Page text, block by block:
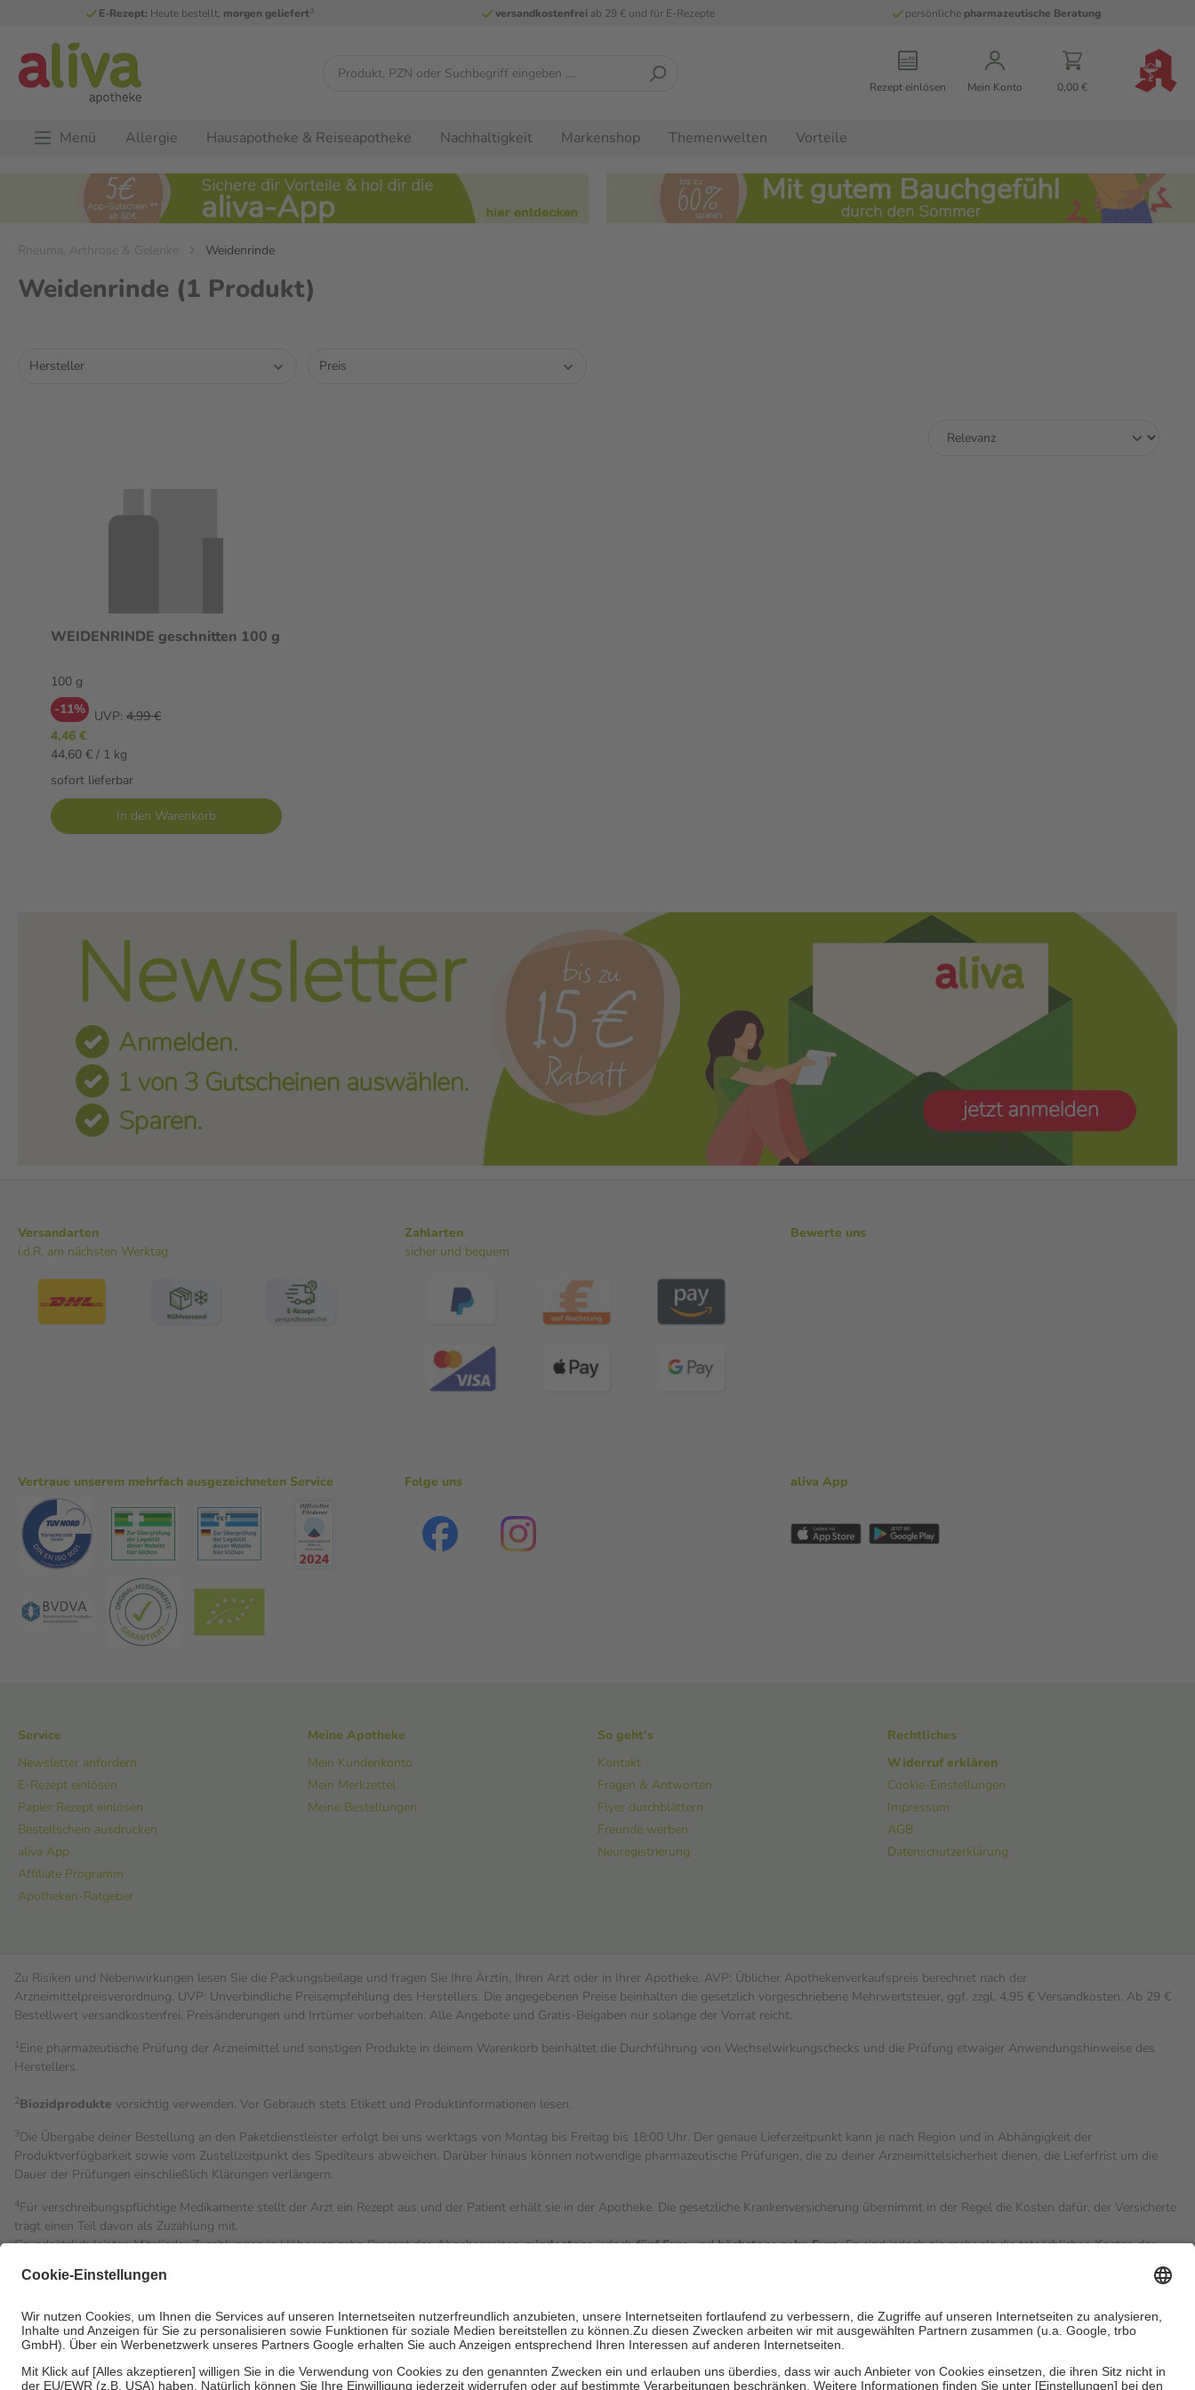
E-Rezept: Heute bestellt, morgen geliefert3 versandkostenfreiab 29 € und für E-Rezepte persönliche pharmazeutische Beratung
Rezept einlösen Mein Konto 0,00 €
Menü Allergie Hausapotheke & Reiseapotheke Nachhaltigkeit Markenshop Themenwelten Vorteile
Rheuma, Arthrose & Gelenke Weidenrinde
Weidenrinde (1 Produkt)
Hersteller Preis
WEIDENRINDE geschnitten 100 g
100 g
-11% UVP: 4,99 €
4,46 €
44,60 € / 1 kg
sofort lieferbar
In den Warenkorb
Versandarten
i.d.R. am nächsten Werktag
Zahlarten
sicher und bequem
Bewerte uns
Vertraue unserem mehrfach ausgezeichneten Service Folge uns aliva App
Service
Newsletter anfordern
E-Rezept einlösen
Papier Rezept einlösen
Bestellschein ausdrucken
aliva App
Affiliate Programm
Apotheken-Ratgeber
Meine Apotheke
Mein Kundenkonto
Mein Merkzettel
Meine Bestellungen
So geht's
Kontakt
Fragen & Antworten
Flyer durchblättern
Freunde werben
Neuregistrierung
Rechtliches
Widerruf erklären
Cookie-Einstellungen
Impressum
AGB
Datenschutzerklärung
Zu Risiken und Nebenwirkungen lesen Sie die Packungsbeilage und fragen Sie Ihre Ärztin, Ihren Arzt oder in Ihrer Apotheke. AVP: Üblicher Apothekenverkaufspreis berechnet nach der
Arzneimittelpreisverordnung. UVP: Unverbindliche Preisempfehlung des Herstellers. Die angegebenen Preise beinhalten die gesetzlich vorgeschriebene Mehrwertsteuer, ggf. zzgl. 4,95 € Versandkosten. Ab 29 €
Bestell­wert versand­kosten­frei. Preisänderungen und Irrtümer vorbehalten. Alle Angebote und Gratis-Beigaben nur solange der Vorrat reicht.
1Eine pharmazeutische Prüfung der Arzneimittel und sonstigen Produkte in deinem Warenkorb beinhaltet die Durchführung von Wechselwirkungschecks und die Prüfung etwaiger Anwendungshinweise des
Herstellers.
2Biozidprodukte vorsichtig verwenden. Vor Gebrauch stets Etikett und Produktinformationen lesen.
3Die Übergabe deiner Bestellung an den Paketdienstleister erfolgt bei uns werktags von Montag bis Freitag bis 18:00 Uhr. Der genaue Lieferzeitpunkt kann je nach Region und in Abhängigkeit der
Produktverfügbarkeit sowie vom Zustellzeitpunkt des Spediteurs abweichen. Darüber hinaus können notwendige pharmazeutische Prüfungen, die zu deiner Arzneimittelsicherheit dienen, die Lieferfrist um die
Dauer der Prüfungen einschließlich Klärungen verlängern.
4Für verschreibungspflichtige Medikamente stellt der Arzt ein Rezept aus und der Patient erhält sie in der Apotheke. Die gesetzliche Krankenversicherung übernimmt in der Regel die Kosten dafür, der Versicherte
trägt einen Teil davon als Zuzahlung mit.
Grundsätzlich leisten Mitglieder Zuzahlungen in Höhe von zehn Prozent des Abgabepreises,mindestensjedochfünf Euroundhöchstens zehn Euro.Es sind jedoch nie mehr als die tatsächlichen Kosten der
Diese Regeln gelten grundsätzlich auch für Online-Apotheken.
Um das Engagement der Versicherten für ihre eigene Gesundheit zu stärken und die besondere Stellung der Familie zu unterstützen, fallen keine Zuzahlungenan bei:
• Kindern und Jugendlichen bis zum vollendeten 18. Lebensjahr mit Ausnahme der Fahrkosten
• Untersuchungen zur Vorsorge und Früherkennung, die von der GKV getragen werden
• empfohlenen Schutzimpfungen